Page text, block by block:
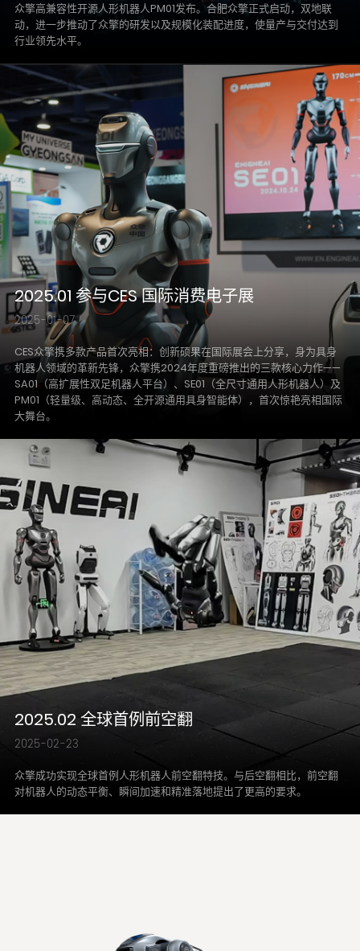
众擎高兼容性开源人形机器人PM01发布。合肥众擎正式启动，双地联
动，进一步推动了众擎的研发以及规模化装配进度，使量产与交付达到
行业领先水平。
2025.01 参与CES 国际消费电子展
2025-01-07
CES众擎携多款产品首次亮相：创新硕果在国际展会上分享，身为具身
机器人领域的革新先锋，众擎携2024年度重磅推出的三款核心力作——
SA01（高扩展性双足机器人平台）、SE01（全尺寸通用人形机器人）及
PM01（轻量级、高动态、全开源通用具身智能体），首次惊艳亮相国际
大舞台。
2025.02 全球首例前空翻
2025-02-23
众擎成功实现全球首例人形机器人前空翻特技。与后空翻相比，前空翻
对机器人的动态平衡、瞬间加速和精准落地提出了更高的要求。